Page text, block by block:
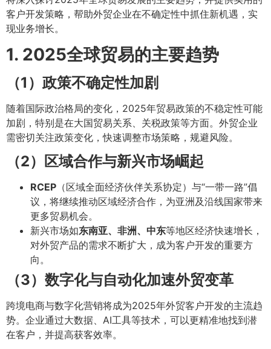
客户开发策略，帮助外贸企业在不确定性中抓住新机遇，实
现业务增长。
1. 2025全球贸易的主要趋势
（1）政策不确定性加剧
随着国际政治格局的变化，2025年贸易政策的不稳定性可能
加剧，特别是在大国贸易关系、关税政策等方面。外贸企业
需密切关注政策变化，快速调整市场策略，规避风险。
（2）区域合作与新兴市场崛起
RCEP （区域全面经济伙伴关系协定）与“一带一路”倡
议，将继续推动区域经济合作，为亚洲及沿线国家带来
更多贸易机会。
新兴市场如东南亚、非洲、中东等地区经济快速增长，
对外贸产品的需求不断扩大，成为客户开发的重要方
向。
（3）数字化与自动化加速外贸变革
跨境电商与数字化营销将成为2025年外贸客户开发的主流趋
势。企业通过大数据、AI工具等技术，可以更精准地找到潜
在客户，并提高获客效率。